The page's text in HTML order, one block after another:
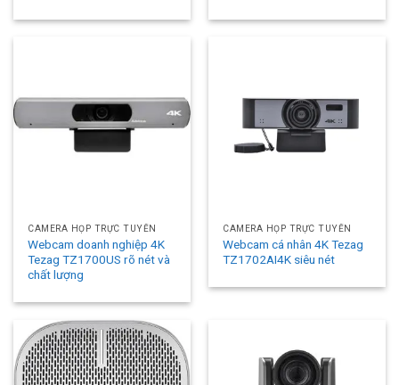
CAMERA HỌP TRỰC TUYẾN
Webcam doanh nghiệp 4K
Tezag TZ1700US rõ nét và
chất lượng
CAMERA HỌP TRỰC TUYẾN
Webcam cá nhân 4K Tezag
TZ1702AI4K siêu nét